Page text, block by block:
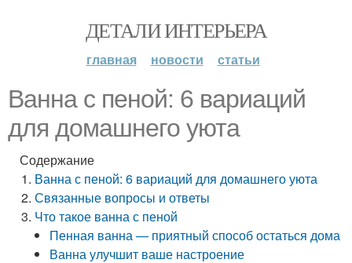
ДЕТАЛИ ИНТЕРЬЕРА
главная новости статьи
Ванна с пеной: 6 вариаций
для домашнего уюта
Содержание
Ванна с пеной: 6 вариаций для домашнего уюта
Связанные вопросы и ответы
Что такое ванна с пеной
Пенная ванна — приятный способ остаться дома
Ванна улучшит ваше настроение